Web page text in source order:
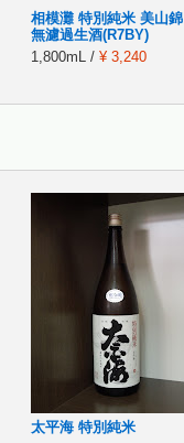
相模灘 特別純米 美山錦
無濾過生酒(R7BY)
1,800mL / ¥ 3,240
太平海 特別純米